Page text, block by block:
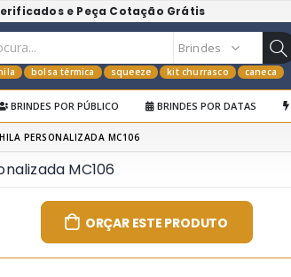
e Peça Cotação Grátis
bolsa térmica squeeze kit churrasco caneca
BRINDES POR PÚBLICO BRINDES POR DATAS
PERSONALIZADA MC106
MC106
ORÇAR ESTE PRODUTO